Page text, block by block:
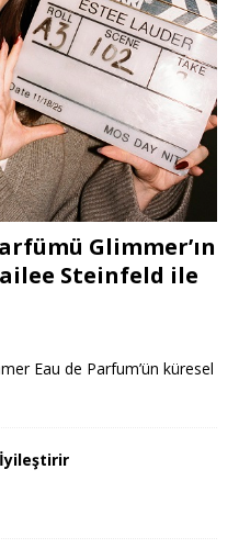
Glimmer’ın
Steinfeld ile
Eau de Parfum’ün küresel